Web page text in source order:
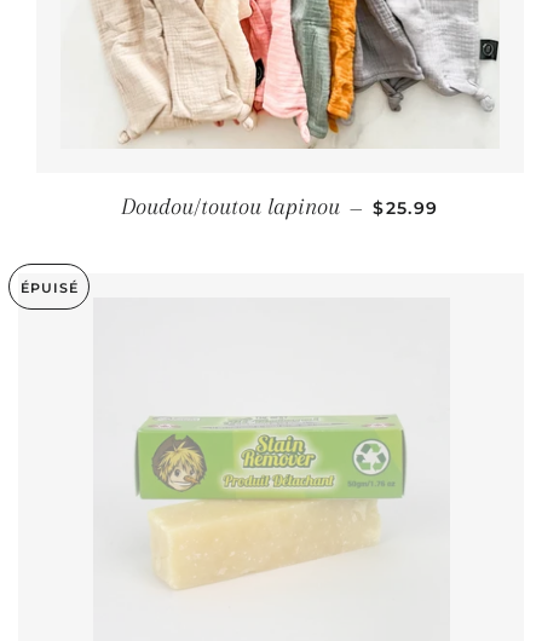
Doudou/toutou lapinou — PRIX RÉGULIER
$25.99
ÉPUISÉ